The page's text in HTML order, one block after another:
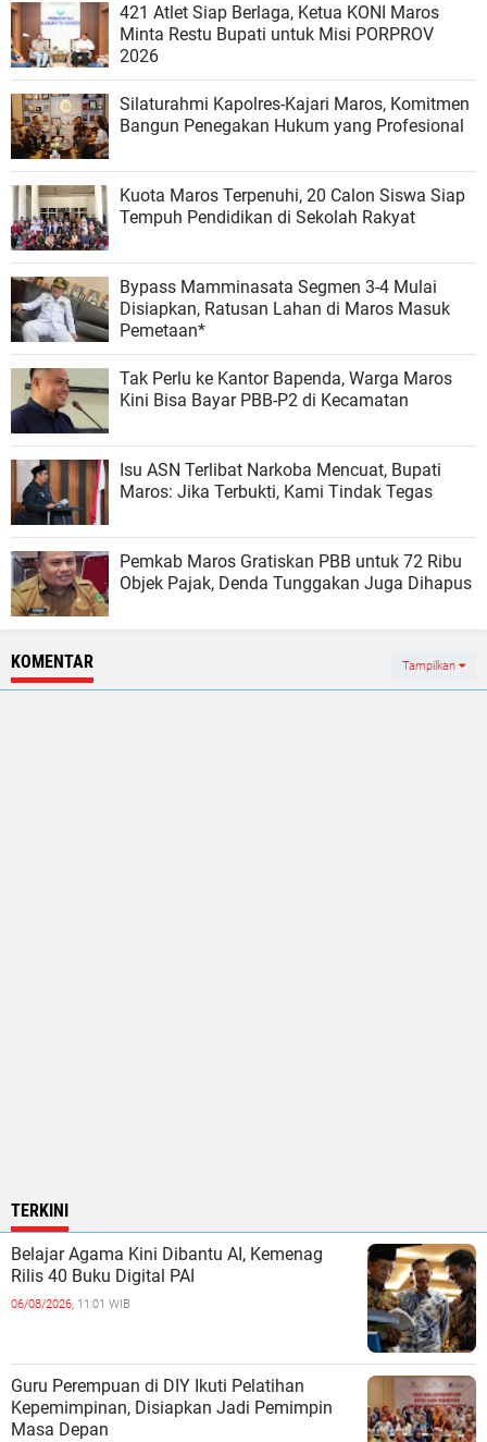
421 Atlet Siap Berlaga, Ketua KONI Maros
Minta Restu Bupati untuk Misi PORPROV
2026
Silaturahmi Kapolres-Kajari Maros, Komitmen
Bangun Penegakan Hukum yang Profesional
Kuota Maros Terpenuhi, 20 Calon Siswa Siap
Tempuh Pendidikan di Sekolah Rakyat
Bypass Mamminasata Segmen 3-4 Mulai
Disiapkan, Ratusan Lahan di Maros Masuk
Pemetaan*
Tak Perlu ke Kantor Bapenda, Warga Maros
Kini Bisa Bayar PBB-P2 di Kecamatan
Isu ASN Terlibat Narkoba Mencuat, Bupati
Maros: Jika Terbukti, Kami Tindak Tegas
Pemkab Maros Gratiskan PBB untuk 72 Ribu
Objek Pajak, Denda Tunggakan Juga Dihapus
KOMENTAR Tampilkan
TERKINI
Belajar Agama Kini Dibantu AI, Kemenag
Rilis 40 Buku Digital PAI
06/08/2026, 11:01 WIB
Guru Perempuan di DIY Ikuti Pelatihan
Kepemimpinan, Disiapkan Jadi Pemimpin
Masa Depan